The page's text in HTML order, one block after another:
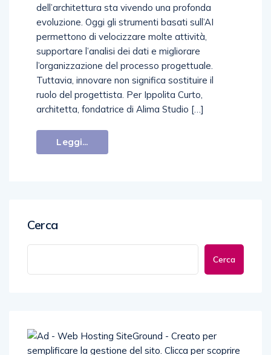
dell’architettura sta vivendo una profonda
evoluzione. Oggi gli strumenti basati sull’AI
permettono di velocizzare molte attività,
supportare l’analisi dei dati e migliorare
l’organizzazione del processo progettuale.
Tuttavia, innovare non significa sostituire il
ruolo del progettista. Per Ippolita Curto,
architetta, fondatrice di Alima Studio […]
Leggi...
Cerca
Cerca